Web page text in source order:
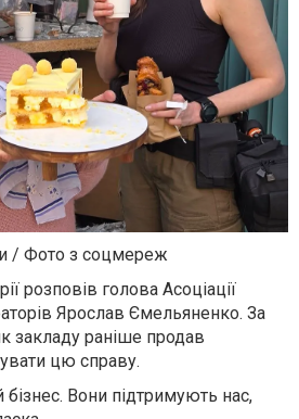
/ Фото з соцмереж
розповів голова Асоціації
Ярослав Ємельяненко. За
закладу раніше продав
цю справу.
Вони підтримують нас,